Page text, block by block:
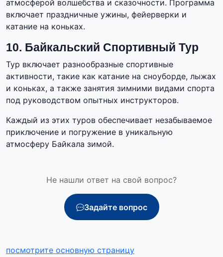
атмосферой волшебства и сказочности. Программа
включает праздничные ужины, фейерверки и
катание на коньках.
10. Байкальский Спортивный Тур
Тур включает разнообразные спортивные
активности, такие как катание на сноуборде, лыжах
и коньках, а также занятия зимними видами спорта
под руководством опытных инструкторов.
Каждый из этих туров обеспечивает незабываемое
приключение и погружение в уникальную
атмосферу Байкала зимой.
Не нашли ответ на свой вопрос?
Задайте вопрос
посмотрите основную страницу